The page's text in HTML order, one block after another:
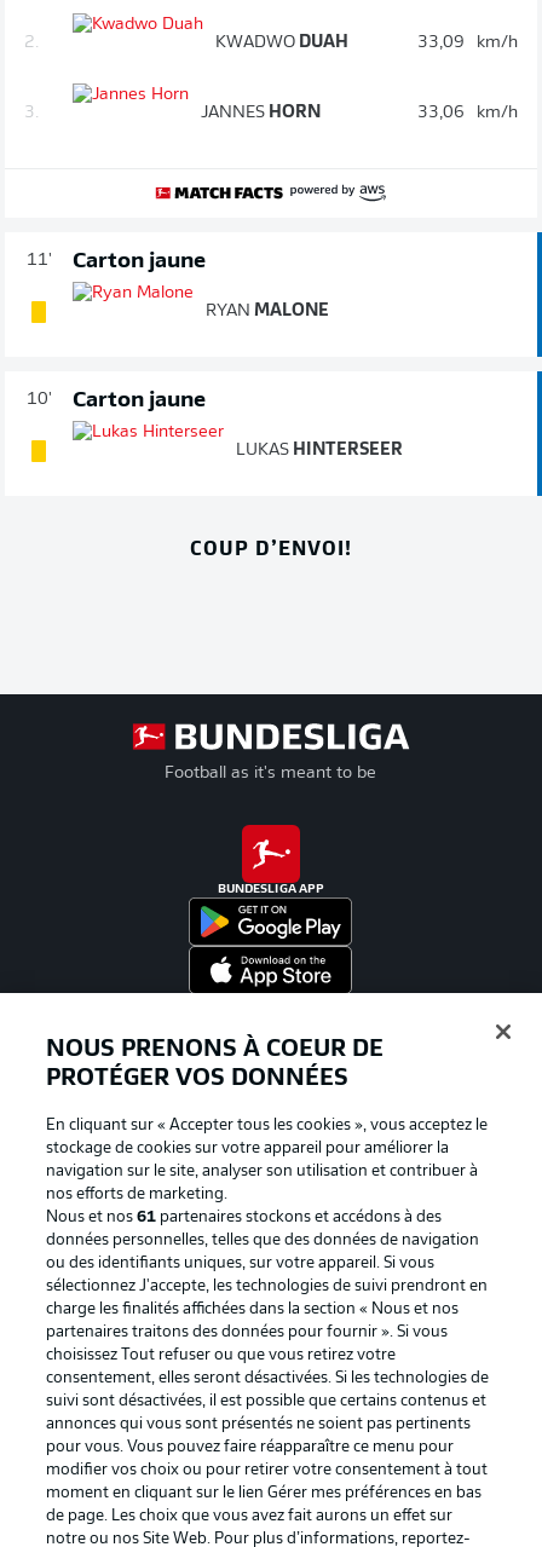
2. KWADWO DUAH 33,09 km/h
3. JANNES HORN 33,06 km/h
11' Carton jaune
RYAN MALONE
10' Carton jaune
LUKAS HINTERSEER
COUP D’ENVOI!
Football as it's meant to be
BUNDESLIGA APP
La publicité Conditions d’utilisation des
Mentions Légales Gérer mes préférences
Déclaration de
confidentialité
Diffuseurs
Travaux Contact
Impression Joueurs
NOUS PRENONS À COEUR DE
PROTÉGER VOS DONNÉES
En cliquant sur « Accepter tous les cookies », vous acceptez le
stockage de cookies sur votre appareil pour améliorer la
navigation sur le site, analyser son utilisation et contribuer à
nos efforts de marketing.
Nous et nos61 partenaires stockons et accédons à des
données personnelles, telles que des données de navigation
ou des identifiants uniques, sur votre appareil. Si vous
sélectionnez J'accepte, les technologies de suivi prendront en
charge les finalités affichées dans la section « Nous et nos
partenaires traitons des données pour fournir ». Si vous
choisissez Tout refuser ou que vous retirez votre
consentement, elles seront désactivées. Si les technologies de
suivi sont désactivées, il est possible que certains contenus et
annonces qui vous sont présentés ne soient pas pertinents
pour vous. Vous pouvez faire réapparaître ce menu pour
modifier vos choix ou pour retirer votre consentement à tout
moment en cliquant sur le lien Gérer mes préférences en bas
de page. Les choix que vous avez fait aurons un effet sur
notre ou nos Site Web. Pour plus d’informations, reportez-